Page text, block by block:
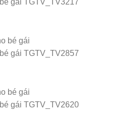
gái TGTV_TV3217
gái TGTV_TV2857
gái TGTV_TV2620